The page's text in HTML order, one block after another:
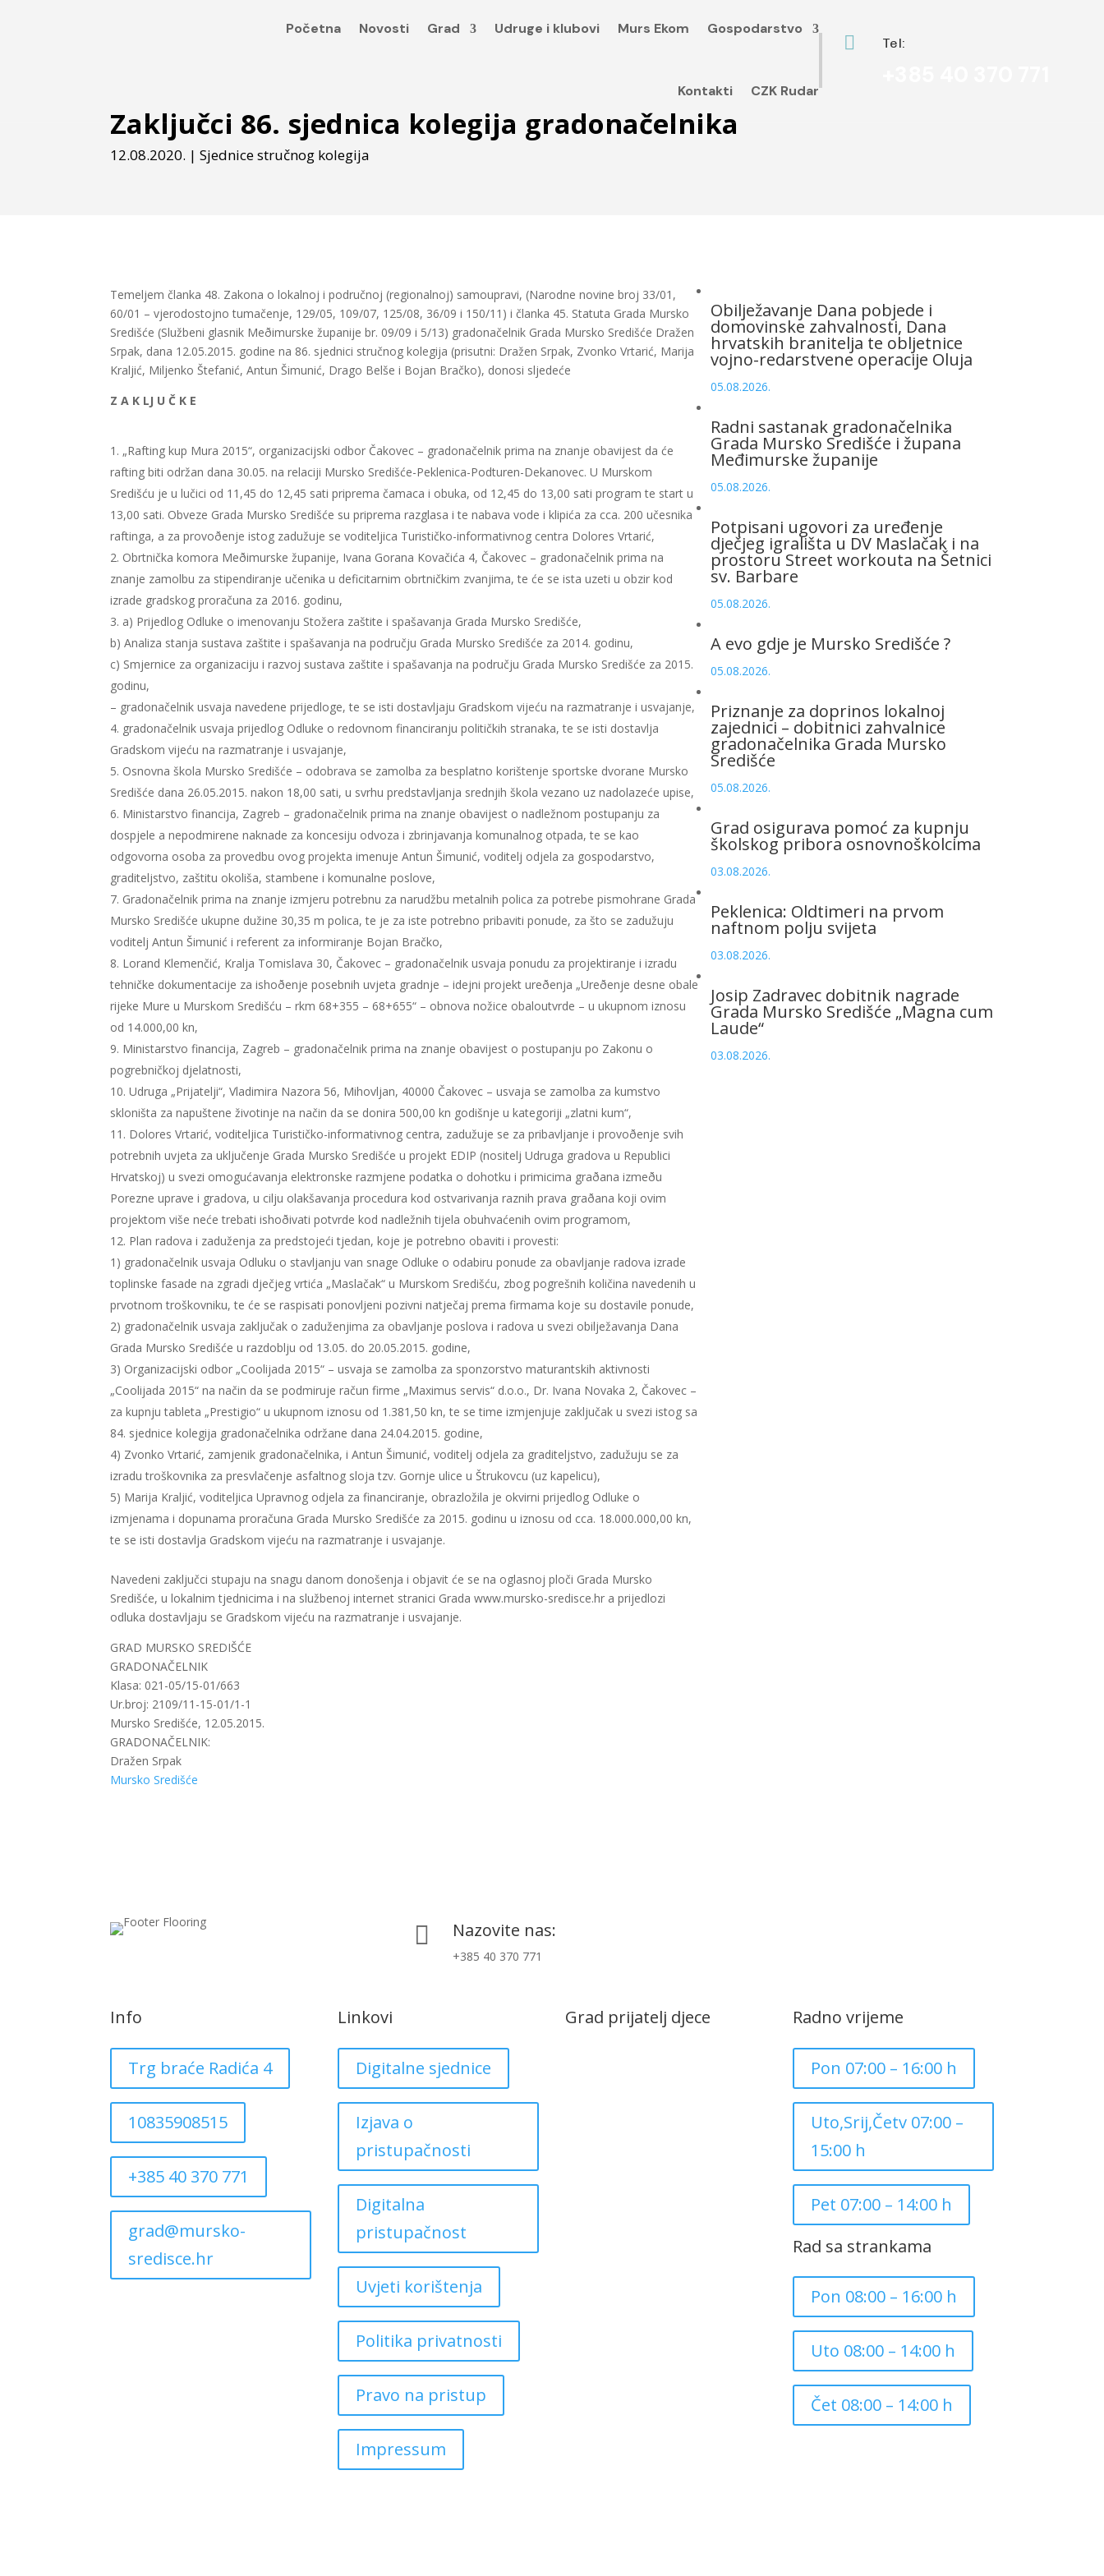
Početna Novosti Grad Udruge i klubovi Murs Ekom Gospodarstvo
Kontakti CZK Rudar
 Tel:
Zaključci 86. sjednica kolegija gradonačelnika
12.08.2020. |Sjednice stručnog kolegija
Temeljem članka 48. Zakona o lokalnoj i područnoj (regionalnoj) samoupravi, (Narodne novine broj 33/01,
60/01 – vjerodostojno tumačenje, 129/05, 109/07, 125/08, 36/09 i 150/11) i članka 45. Statuta Grada Mursko
Središće (Službeni glasnik Meðimurske županije br. 09/09 i 5/13) gradonačelnik Grada Mursko Središće Dražen
Srpak, dana 12.05.2015. godine na 86. sjednici stručnog kolegija (prisutni: Dražen Srpak, Zvonko Vrtarić, Marija
Kraljić, Miljenko Štefanić, Antun Šimunić, Drago Belše i Bojan Bračko), donosi sljedeće
Z A K LJ U Č K E
„Rafting kup Mura 2015“, organizacijski odbor Čakovec – gradonačelnik prima na znanje obavijest da će
rafting biti održan dana 30.05. na relaciji Mursko Središće-Peklenica-Podturen-Dekanovec. U Murskom
Središću je u lučici od 11,45 do 12,45 sati priprema čamaca i obuka, od 12,45 do 13,00 sati program te start u
13,00 sati. Obveze Grada Mursko Središće su priprema razglasa i te nabava vode i klipića za cca. 200 učesnika
raftinga, a za provoðenje istog zadužuje se voditeljica Turističko-informativnog centra Dolores Vrtarić,
Obrtnička komora Meðimurske županije, Ivana Gorana Kovačića 4, Čakovec – gradonačelnik prima na
znanje zamolbu za stipendiranje učenika u deficitarnim obrtničkim zvanjima, te će se ista uzeti u obzir kod
izrade gradskog proračuna za 2016. godinu,
a) Prijedlog Odluke o imenovanju Stožera zaštite i spašavanja Grada Mursko Središće,
b) Analiza stanja sustava zaštite i spašavanja na području Grada Mursko Središće za 2014. godinu,
c) Smjernice za organizaciju i razvoj sustava zaštite i spašavanja na području Grada Mursko Središće za 2015.
godinu,
– gradonačelnik usvaja navedene prijedloge, te se isti dostavljaju Gradskom vijeću na razmatranje i usvajanje,
gradonačelnik usvaja prijedlog Odluke o redovnom financiranju političkih stranaka, te se isti dostavlja
Gradskom vijeću na razmatranje i usvajanje,
Osnovna škola Mursko Središće – odobrava se zamolba za besplatno korištenje sportske dvorane Mursko
Središće dana 26.05.2015. nakon 18,00 sati, u svrhu predstavljanja srednjih škola vezano uz nadolazeće upise,
Ministarstvo financija, Zagreb – gradonačelnik prima na znanje obavijest o nadležnom postupanju za
dospjele a nepodmirene naknade za koncesiju odvoza i zbrinjavanja komunalnog otpada, te se kao
odgovorna osoba za provedbu ovog projekta imenuje Antun Šimunić, voditelj odjela za gospodarstvo,
graditeljstvo, zaštitu okoliša, stambene i komunalne poslove,
Gradonačelnik prima na znanje izmjeru potrebnu za narudžbu metalnih polica za potrebe pismohrane Grada
Mursko Središće ukupne dužine 30,35 m polica, te je za iste potrebno pribaviti ponude, za što se zadužuju
voditelj Antun Šimunić i referent za informiranje Bojan Bračko,
Lorand Klemenčić, Kralja Tomislava 30, Čakovec – gradonačelnik usvaja ponudu za projektiranje i izradu
tehničke dokumentacije za ishoðenje posebnih uvjeta gradnje – idejni projekt ureðenja „Ureðenje desne obale
rijeke Mure u Murskom Središću – rkm 68+355 – 68+655“ – obnova nožice obaloutvrde – u ukupnom iznosu
od 14.000,00 kn,
Ministarstvo financija, Zagreb – gradonačelnik prima na znanje obavijest o postupanju po Zakonu o
pogrebničkoj djelatnosti,
Udruga „Prijatelji“, Vladimira Nazora 56, Mihovljan, 40000 Čakovec – usvaja se zamolba za kumstvo
skloništa za napuštene životinje na način da se donira 500,00 kn godišnje u kategoriji „zlatni kum“,
Dolores Vrtarić, voditeljica Turističko-informativnog centra, zadužuje se za pribavljanje i provoðenje svih
potrebnih uvjeta za uključenje Grada Mursko Središće u projekt EDIP (nositelj Udruga gradova u Republici
Hrvatskoj) u svezi omogućavanja elektronske razmjene podatka o dohotku i primicima graðana izmeðu
Porezne uprave i gradova, u cilju olakšavanja procedura kod ostvarivanja raznih prava graðana koji ovim
projektom više neće trebati ishoðivati potvrde kod nadležnih tijela obuhvaćenih ovim programom,
Plan radova i zaduženja za predstojeći tjedan, koje je potrebno obaviti i provesti:
1) gradonačelnik usvaja Odluku o stavljanju van snage Odluke o odabiru ponude za obavljanje radova izrade
toplinske fasade na zgradi dječjeg vrtića „Maslačak“ u Murskom Središću, zbog pogrešnih količina navedenih u
prvotnom troškovniku, te će se raspisati ponovljeni pozivni natječaj prema firmama koje su dostavile ponude,
2) gradonačelnik usvaja zaključak o zaduženjima za obavljanje poslova i radova u svezi obilježavanja Dana
Grada Mursko Središće u razdoblju od 13.05. do 20.05.2015. godine,
3) Organizacijski odbor „Coolijada 2015“ – usvaja se zamolba za sponzorstvo maturantskih aktivnosti
„Coolijada 2015“ na način da se podmiruje račun firme „Maximus servis“ d.o.o., Dr. Ivana Novaka 2, Čakovec –
za kupnju tableta „Prestigio“ u ukupnom iznosu od 1.381,50 kn, te se time izmjenjuje zaključak u svezi istog sa
84. sjednice kolegija gradonačelnika održane dana 24.04.2015. godine,
4) Zvonko Vrtarić, zamjenik gradonačelnika, i Antun Šimunić, voditelj odjela za graditeljstvo, zadužuju se za
izradu troškovnika za presvlačenje asfaltnog sloja tzv. Gornje ulice u Štrukovcu (uz kapelicu),
5) Marija Kraljić, voditeljica Upravnog odjela za financiranje, obrazložila je okvirni prijedlog Odluke o
izmjenama i dopunama proračuna Grada Mursko Središće za 2015. godinu u iznosu od cca. 18.000.000,00 kn,
te se isti dostavlja Gradskom vijeću na razmatranje i usvajanje.
Navedeni zaključci stupaju na snagu danom donošenja i objavit će se na oglasnoj ploči Grada Mursko
Središće, u lokalnim tjednicima i na službenoj internet stranici Grada www.mursko-sredisce.hr a prijedlozi
odluka dostavljaju se Gradskom vijeću na razmatranje i usvajanje.
GRAD MURSKO SREDIŠĆE
GRADONAČELNIK
Klasa: 021-05/15-01/663
Ur.broj: 2109/11-15-01/1-1
Mursko Središće, 12.05.2015.
GRADONAČELNIK:
Dražen Srpak
Mursko Središće
Obilježavanje Dana pobjede i
domovinske zahvalnosti, Dana
hrvatskih branitelja te obljetnice
vojno-redarstvene operacije Oluja
05.08.2026.
Radni sastanak gradonačelnika
Grada Mursko Središće i župana
Međimurske županije
05.08.2026.
Potpisani ugovori za uređenje
dječjeg igrališta u DV Maslačak i na
prostoru Street workouta na Šetnici
sv. Barbare
05.08.2026.
A evo gdje je Mursko Središće ?
05.08.2026.
Priznanje za doprinos lokalnoj
zajednici – dobitnici zahvalnice
gradonačelnika Grada Mursko
Središće
05.08.2026.
Grad osigurava pomoć za kupnju
školskog pribora osnovnoškolcima
03.08.2026.
Peklenica: Oldtimeri na prvom
naftnom polju svijeta
03.08.2026.
Josip Zadravec dobitnik nagrade
Grada Mursko Središće „Magna cum
Laude“
03.08.2026.
 Nazovite nas:
+385 40 370 771
Info
Trg braće Radića 4
10835908515
+385 40 370 771
grad@mursko-
sredisce.hr
Linkovi
Digitalne sjednice
Izjava o
pristupačnosti
Digitalna
pristupačnost
Uvjeti korištenja
Politika privatnosti
Pravo na pristup
Impressum
Grad prijatelj djece Radno vrijeme
Pon 07:00 – 16:00 h
Uto,Srij,Četv 07:00 –
15:00 h
Pet 07:00 – 14:00 h
Rad sa strankama
Pon 08:00 – 16:00 h
Uto 08:00 – 14:00 h
Čet 08:00 – 14:00 h